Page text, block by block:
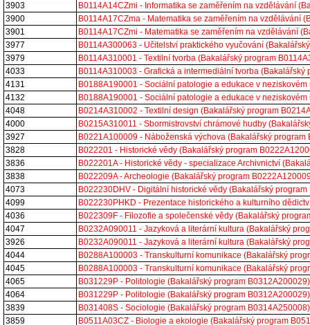
3903
B0114A14CZmi - Informatika se zaměřením na vzdělávání
3900
B0114A17CZma - Matematika se zaměřením na vzdělávání
3901
B0114A17CZmi - Matematika se zaměřením na vzdělávání
3977
B0114A300063 - Učitelství praktického vyučování
3979
B0114A310001 - Textilní tvorba (Bakalářský program
4033
B0114A310003 - Grafická a intermediální tvorba (Bakalářský
4131
B0188A190001 - Sociální patologie a edukace v
4132
B0188A190001 - Sociální patologie a edukace v
4048
B0214A310002 - Textilní design (Bakalářský program
4000
B0215A310011 - Sbormistrovství chrámové hudby
3927
B0221A100009 - Náboženská výchova (Bakalářský program
3828
B022201 - Historické vědy (Bakalářský program
3836
B022201A - Historické vědy - specializace Archivnictví
3838
B022209A - Archeologie (Bakalářský program
4073
B022230DHV - Digitální historické vědy (Bakalářský
4099
B022230PHKD - Prezentace historického a kulturního
4036
B022309F - Filozofie a společenské vědy (Bakalářský
4047
B0232A090011 - Jazyková a literární kultura (Bakalářský
3926
B0232A090011 - Jazyková a literární kultura (Bakalářský
4044
B0288A100003 - Transkulturní komunikace (Bakalářský
4045
B0288A100003 - Transkulturní komunikace (Bakalářský
4065
B031229P - Politologie (Bakalářský program B0312A200029)
4064
B031229P - Politologie (Bakalářský program B0312A200029)
3839
B031408S - Sociologie (Bakalářský program B0314A250008)
3859
B0511A03CZ - Biologie a ekologie (Bakalářský program